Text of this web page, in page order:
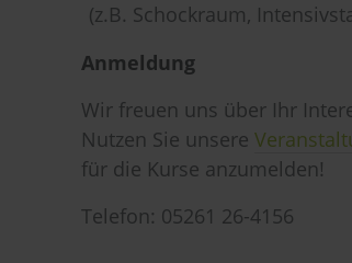
(z.B. Schockraum,
Anmeldung
Wir freuen uns über Ihr
Nutzen Sie unsere
für die Kurse anzumelden!
Telefon: 05261 26-4156